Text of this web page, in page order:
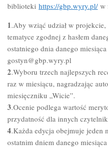
biblioteki https://gbp.wyry.pl/w
1.Aby wziąć udział w
tematyce zgodnej z hasłem
ostatniego dnia danego
gostyn@gbp.wyry.pl
2.Wyboru trzech najlepszych
raz w miesiącu, nagradzając
miesięczniku „Wicie”.
3.Ocenie podlega wartość
przydatność dla innych
4.Każda edycja obejmuje jeden
ostatnim dniem danego